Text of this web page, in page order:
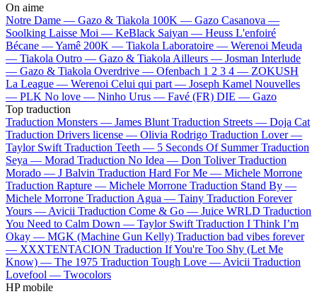
On aime
Notre Dame — Gazo & Tiakola 100K — Gazo Casanova —
Soolking Laisse Moi — KeBlack Saiyan — Heuss L'enfoiré
Bécane —Yamê 200K — Tiakola Laboratoire — Werenoi Meuda
— Tiakola Outro — Gazo & Tiakola Ailleurs — Josman Interlude
— Gazo & Tiakola Overdrive — Ofenbach 1 2 3 4 — ZOKUSH
La League — Werenoi Celui qui part — Joseph Kamel Nouvelles
— PLK No love — Ninho Urus — Favé (FR) DIE — Gazo
Top traduction
Traduction Monsters — James Blunt Traduction Streets — Doja Cat
Traduction Drivers license — Olivia Rodrigo Traduction Lover —
Taylor Swift Traduction Teeth — 5 Seconds Of Summer Traduction
Seya — Morad Traduction No Idea — Don Toliver Traduction
Morado — J Balvin Traduction Hard For Me — Michele Morrone
Traduction Rapture — Michele Morrone Traduction Stand By —
Michele Morrone Traduction Agua — Tainy Traduction Forever
Yours — Avicii Traduction Come & Go — Juice WRLD Traduction
You Need to Calm Down — Taylor Swift Traduction I Think I’m
Okay — MGK (Machine Gun Kelly) Traduction bad vibes forever
— XXXTENTACION Traduction If You're Too Shy (Let Me
Know) — The 1975 Traduction Tough Love — Avicii Traduction
Lovefool — Twocolors
HP mobile